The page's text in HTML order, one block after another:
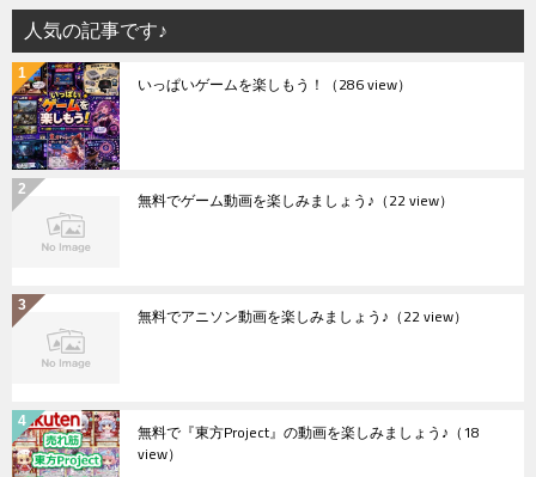
人気の記事です♪
いっぱいゲームを楽しもう！ （286 view）
無料でゲーム動画を楽しみましょう♪ （22 view）
無料でアニソン動画を楽しみましょう♪ （22 view）
無料で『東方Project』の動画を楽しみましょう♪ （18
view）